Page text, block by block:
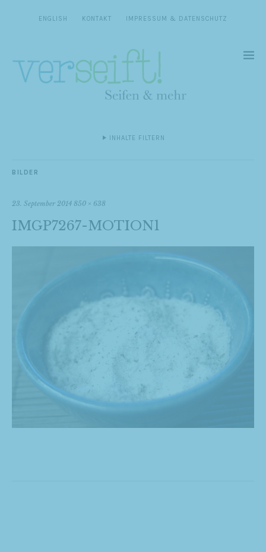
ENGLISH KONTAKT IMPRESSUM & DATENSCHUTZ
INHALTE FILTERN
BILDER
23. September 2014 850 × 638
IMGP7267-MOTION1